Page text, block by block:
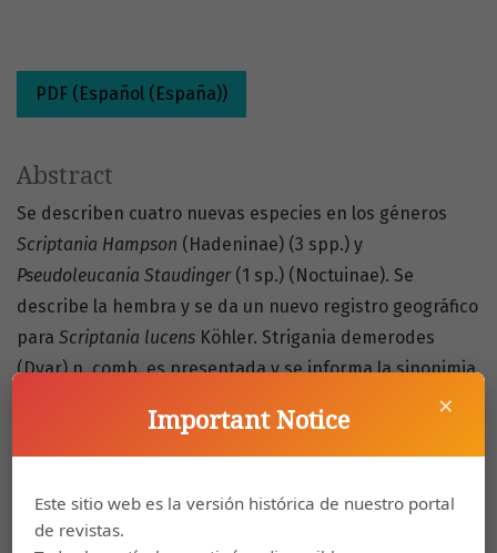
PDF (Español (España))
Keywords
lepidoptera noctuidae
Abstract
Se describen cuatro nuevas especies en los géneros
Scriptania Hampson (Hadeninae) (3 spp.) y
Pseudoleucania Staudinger(1 sp.) (Noctuinae). Se
describe la hembra y se da un nuevo registro geográfico
para Scriptania lucens Köhler. Strigania demerodes
(Dyar) n. comb. es presentada y se informa la sinonimia
(Butler), junto a una
variación morfológica de los genitales del macho.
×
Important Notice
Este sitio web es la versión histórica de nuestro portal
de revistas.